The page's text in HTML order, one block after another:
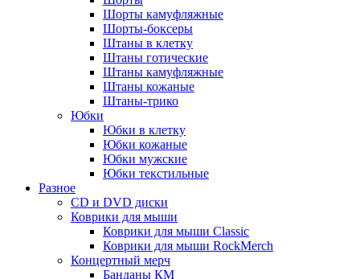
Шорты камуфляжные
Шорты-боксеры
Штаны в клетку
Штаны готические
Штаны камуфляжные
Штаны кожаные
Штаны-трико
Юбки
Юбки в клетку
Юбки кожаные
Юбки мужские
Юбки текстильные
Разное
CD и DVD диски
Коврики для мыши
Коврики для мыши Classic
Коврики для мыши RockMerch
Концертный мерч
Банданы КМ